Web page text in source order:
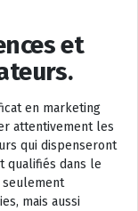
et
en marketing
attentivement les
qui dispenseront
qualifiés dans le
seulement
mais aussi